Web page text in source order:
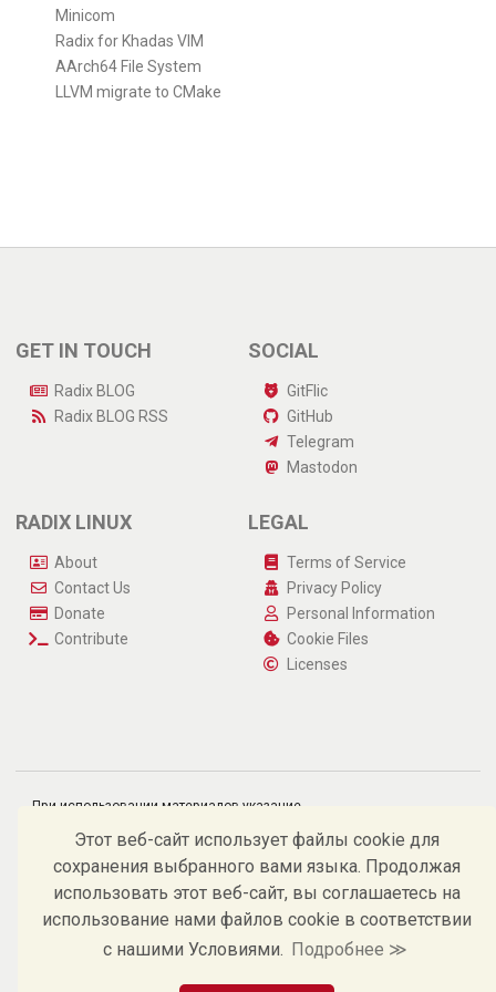
Этот веб-сайт использует файлы cookie для
сохранения выбранного вами языка. Продолжая
использовать этот веб-сайт, вы соглашаетесь на
использование нами файлов cookie в соответствии
с нашими Условиями. Подробнее ≫
Minicom
Radix for Khadas VIM
AArch64 File System
LLVM migrate to CMake
GET IN TOUCH
Radix BLOG
Radix BLOG RSS
SOCIAL
GitFlic
GitHub
Telegram
Mastodon
RADIX LINUX
About
Contact Us
Donate
Contribute
LEGAL
Terms of Service
Privacy Policy
Personal Information
Cookie Files
Licenses
При использовании материалов указание
Андрей В. Костельцев, 2009 – 2026.